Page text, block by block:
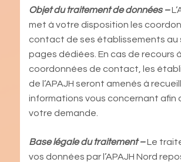
Objet du traitement de données –
met à votre disposition les
contact de ses établissements au
pages dédiées. En cas de recours
coordonnées de contact, les
de l’APAJH seront amenés à
informations vous concernant afin
votre demande.
Base légale du traitement –Le
vos données par l’APAJH Nord